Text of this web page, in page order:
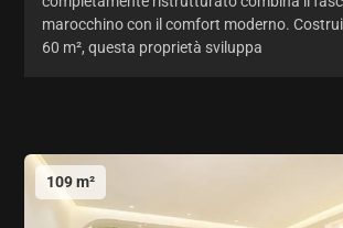
marocchino con il comfort moderno.
60 m², questa proprietà sviluppa
109 m²